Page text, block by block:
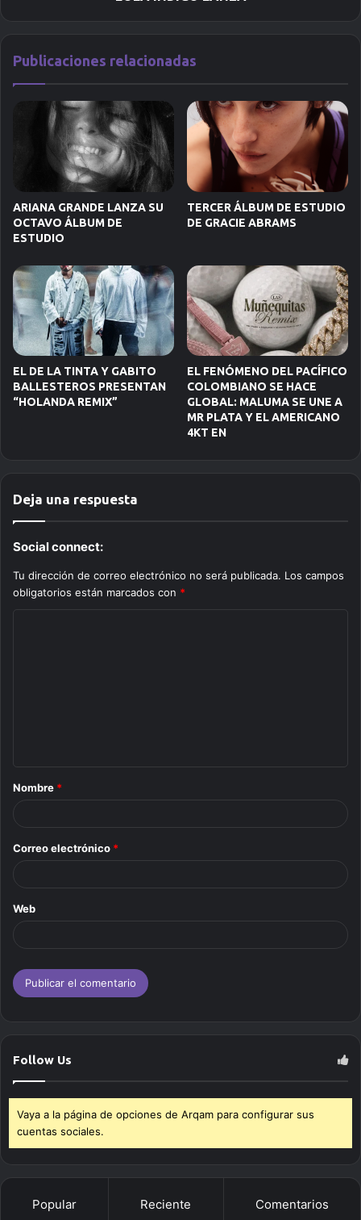
Publicaciones relacionadas
ARIANA GRANDE LANZA SU
OCTAVO ÁLBUM DE
ESTUDIO
TERCER ÁLBUM DE ESTUDIO
DE GRACIE ABRAMS
EL DE LA TINTA Y GABITO
BALLESTEROS PRESENTAN
“HOLANDA REMIX”
EL FENÓMENO DEL PACÍFICO
COLOMBIANO SE HACE
GLOBAL: MALUMA SE UNE A
MR PLATA Y EL AMERICANO
4KT EN
Deja una respuesta
Social connect:
Tu dirección de correo electrónico no será publicada. Los campos
obligatorios están marcados con *
r
Nombre *
Correo electrónico *
Web
Follow Us
Vaya a la página de opciones de Arqam para configurar sus
cuentas sociales.
Popular Reciente Comentarios